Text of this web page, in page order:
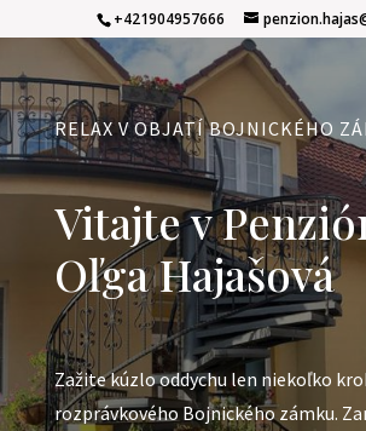
+421904957666
RELAX V OBJATÍ BOJNICKÉHO
Vitajte v
Oľga Hajašová
Zažite kúzlo oddychu len niekoľko
rozprávkového Bojnického zámku.